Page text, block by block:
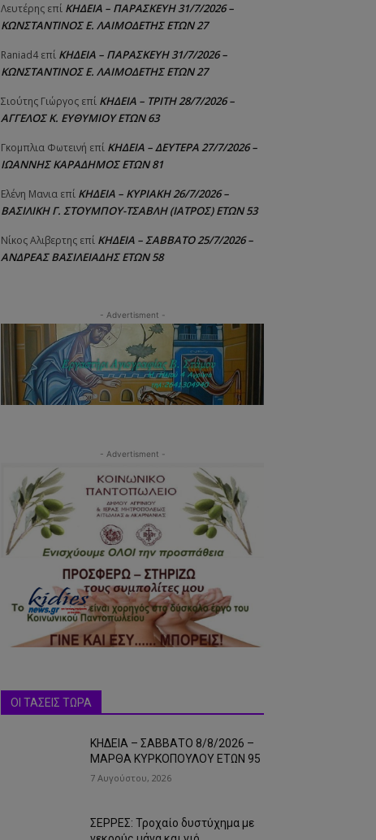
Λευτέρης επί ΚΗΔΕΙΑ – ΠΑΡΑΣΚΕΥΗ 31/7/2026 –
ΚΩΝΣΤΑΝΤΙΝΟΣ Ε. ΛΑΙΜΟΔΕΤΗΣ ΕΤΩΝ 27
Raniad4 επί ΚΗΔΕΙΑ – ΠΑΡΑΣΚΕΥΗ 31/7/2026 –
ΚΩΝΣΤΑΝΤΙΝΟΣ Ε. ΛΑΙΜΟΔΕΤΗΣ ΕΤΩΝ 27
Σιούτης Γιώργος επί ΚΗΔΕΙΑ – ΤΡΙΤΗ 28/7/2026 –
ΑΓΓΕΛΟΣ Κ. ΕΥΘΥΜΙΟΥ ΕΤΩΝ 63
Γκομπλια Φωτεινή επί ΚΗΔΕΙΑ – ΔΕΥΤΕΡΑ 27/7/2026 –
ΙΩΑΝΝΗΣ ΚΑΡΑΔΗΜΟΣ ΕΤΩΝ 81
Ελένη Μανια επί ΚΗΔΕΙΑ – ΚΥΡΙΑΚΗ 26/7/2026 –
ΒΑΣΙΛΙΚΗ Γ. ΣΤΟΥΜΠΟΥ-ΤΣΑΒΛΗ (ΙΑΤΡΟΣ) ΕΤΩΝ 53
Νίκος Αλιβερτης επί ΚΗΔΕΙΑ – ΣΑΒΒΑΤΟ 25/7/2026 –
ΑΝΔΡΕΑΣ ΒΑΣΙΛΕΙΑΔΗΣ ΕΤΩΝ 58
- Advertisment -
- Advertisment -
ΟΙ ΤΑΣΕΙΣ ΤΩΡΑ
ΚΗΔΕΙΑ – ΣΑΒΒΑΤΟ 8/8/2026 –
ΜΑΡΘΑ ΚΥΡΚΟΠΟΥΛΟΥ ΕΤΩΝ 95
7 Αυγούστου, 2026
ΣΕΡΡΕΣ: Τροχαίο δυστύχημα με